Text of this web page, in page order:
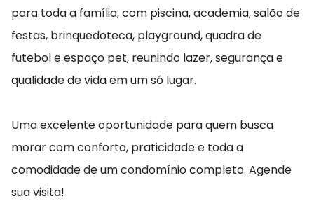
para toda a família, com piscina, academia, salão de
festas, brinquedoteca, playground, quadra de
futebol e espaço pet, reunindo lazer, segurança e
qualidade de vida em um só lugar.
Uma excelente oportunidade para quem busca
morar com conforto, praticidade e toda a
comodidade de um condomínio completo. Agende
sua visita!